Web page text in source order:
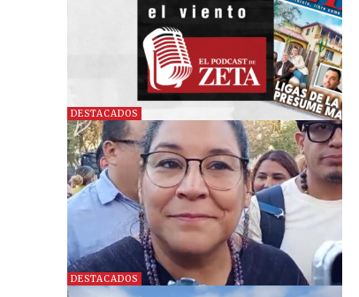
DESTACADOS
DESTACADOS